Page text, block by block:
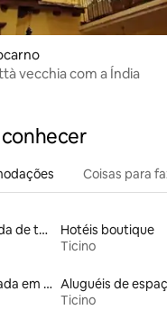
vecchia com a Índia
Coisas para
Aluguel por temporada de townhouses
Hotéis boutique
Ticino
Aluguéis por temporada em albergue
Ticino